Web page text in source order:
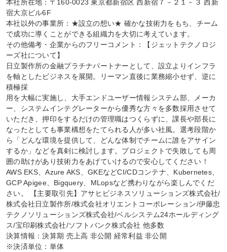
本社所在地：〒160-0023 東京都新宿区 西新宿７－２１－３ 西新
宿大京ビル6F
本社以外の事業所：★設立の想い★ 確かな技術力をもち、チーム
で成功に導くことができる組織力を大切に考えています。
その他備考・企業からのフリーコメント：【ジェットテクノロジ
ーズ社について】
日立製作所の金融プラチナパートナーとして、設立よりインフラ
を軸としたビジネスを展開。リーマン直後に業務縮小せず、逆に
積極採
用を大幅に実施し、大手エンドユーザー情報システム部、メーカ
ー、システムインテグレーターから優秀な方々を多数採用させて
いただき、押印をするだけの管理職はつくらずに、課長や部長に
なったとしても事業構想をたてられる人が多い社風。選考段階か
ら「どんな環境を提供して、どんな体制でチームに誰をアサイン
するか」などを真剣に検討します。プロジェクトで失敗しても周
囲の助けがあり技術力をあげていけるので安心してください！
AWS EKS、Azure AKS、GKEなどCI/CDコンテナ、Kubernetes、
GCP Apigee、Bigquery、MLopsなど携わりながら楽しんでくだ
さい。 【主要取引先】アサヒビジネスソリューションズ株式会社/
株式会社日立製作所/株式会社オリエントコーポレーション/伊藤忠
テクノソリューションズ株式会社/ベルシステム24ホールディング
ス/宝印刷株式会社/ソフトバンク株式会社 他多数
決算情報：決算期 売上高 非公開 経常利益 非公開
※決済単位：単体